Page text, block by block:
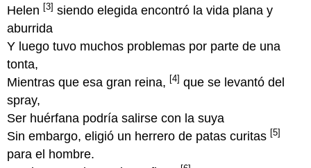
Helen [3] siendo elegida encontró la vida plana y
aburrida
Y luego tuvo muchos problemas por parte de una
tonta,
Mientras que esa gran reina, [4] que se levantó del
spray,
Ser huérfana podría salirse con la suya
Sin embargo, eligió un herrero de patas curitas [5]
para el hombre.